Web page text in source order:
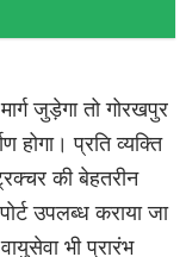
जुड़ेगा तो गोरखपुर
होगा। प्रति व्यक्ति
की बेहतरीन
उपलब्ध कराया जा
भी प्रारंभ